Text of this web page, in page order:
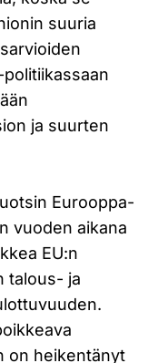
suuria
ja suurten
Eurooppa-
vuoden aikana
EU:n
talous- ja
on heikentänyt